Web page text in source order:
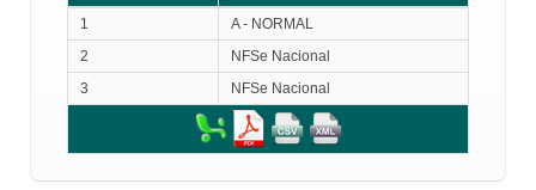
1
A - NORMAL
2
NFSe Nacional
3
NFSe Nacional